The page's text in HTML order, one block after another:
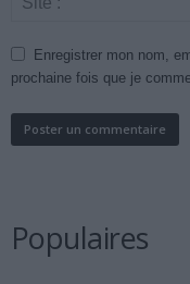
Enregistrer mon nom,
prochaine fois que je
Populaires